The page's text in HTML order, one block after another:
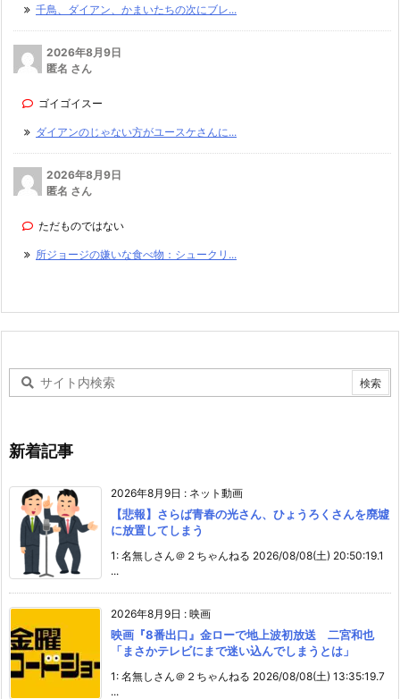
千鳥、ダイアン、かまいたちの次にブレ...
2026年8月9日
匿名 さん
ゴイゴイスー
ダイアンのじゃない方がユースケさんに...
2026年8月9日
匿名 さん
ただものではない
所ジョージの嫌いな食べ物：シュークリ...
新着記事
2026年8月9日 : ネット動画
【悲報】さらば青春の光さん、ひょうろくさんを廃墟
に放置してしまう
1: 名無しさん＠２ちゃんねる 2026/08/08(土) 20:50:19.1
...
2026年8月9日 : 映画
映画『8番出口』金ローで地上波初放送 二宮和也
「まさかテレビにまで迷い込んでしまうとは」
1: 名無しさん＠２ちゃんねる 2026/08/08(土) 13:35:19.7
...